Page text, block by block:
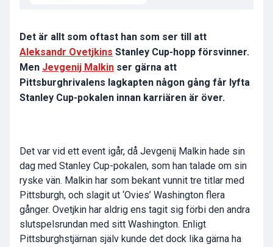
Det är allt som oftast han som ser till att
Aleksandr Ovetjkins Stanley Cup-hopp försvinner.
Men Jevgenij Malkin ser gärna att
Pittsburghrivalens lagkapten någon gång får lyfta
Stanley Cup-pokalen innan karriären är över.
Det var vid ett event igår, då Jevgenij Malkin hade sin
dag med Stanley Cup-pokalen, som han talade om sin
ryske vän. Malkin har som bekant vunnit tre titlar med
Pittsburgh, och slagit ut ‘Ovies’ Washington flera
gånger. Ovetjkin har aldrig ens tagit sig förbi den andra
slutspelsrundan med sitt Washington. Enligt
Pittsburghstjärnan själv kunde det dock lika gärna ha